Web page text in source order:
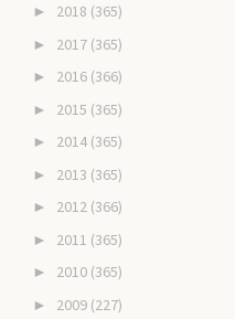
► 2018 (365)
► 2017 (365)
► 2016 (366)
► 2015 (365)
► 2014 (365)
► 2013 (365)
► 2012 (366)
► 2011 (365)
► 2010 (365)
► 2009 (227)